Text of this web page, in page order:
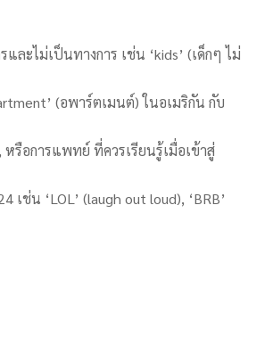
ะไม่เป็นทางการ เช่น ‘kids’ (เด็กๆ ไม่
(อพาร์ตเมนต์) ในอเมริกัน กับ
รือการแพทย์ ที่ควรเรียนรู้เมื่อเข้าสู่
ช่น ‘LOL’ (laugh out loud), ‘BRB’